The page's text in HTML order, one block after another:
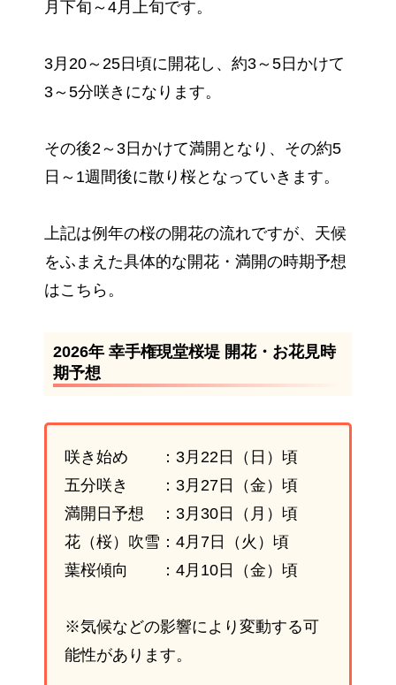
月下旬～4月上旬です。
3月20～25日頃に開花し、約3～5日かけて
3～5分咲きになります。
その後2～3日かけて満開となり、その約5
日～1週間後に散り桜となっていきます。
上記は例年の桜の開花の流れですが、天候
をふまえた具体的な開花・満開の時期予想
はこちら。
2026年 幸手権現堂桜堤 開花・お花見時
期予想
咲き始め ：3月22日（日）頃
五分咲き ：3月27日（金）頃
満開日予想 ：3月30日（月）頃
花（桜）吹雪：4月7日（火）頃
葉桜傾向 ：4月10日（金）頃
※気候などの影響により変動する可
能性があります。